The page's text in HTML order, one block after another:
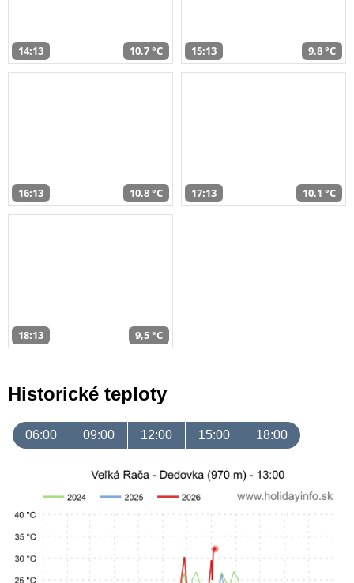
14:13 10,7 °C 15:13 9,8 °C
16:13 10,8 °C 17:13 10,1 °C
18:13 9,5 °C
Historické teploty
06:00 09:00 12:00 15:00 18:00